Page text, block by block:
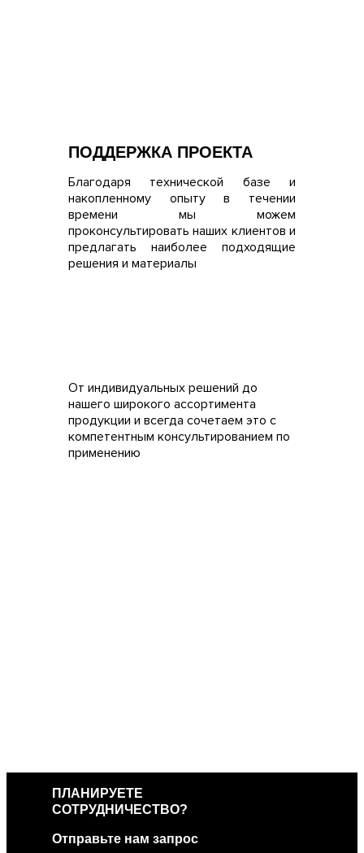
От индивидуальных решений до
нашего широкого ассортимента
продукции и всегда сочетаем это с
компетентным консультированием по
применению
Благодаря технической базе и
накопленному опыту в течении
времени мы можем
проконсультировать наших клиентов и
предлагать наиболее подходящие
решения и материалы
ПОДДЕРЖКА ПРОЕКТА
ПЛАНИРУЕТЕ
СОТРУДНИЧЕСТВО?
Отправьте нам запрос